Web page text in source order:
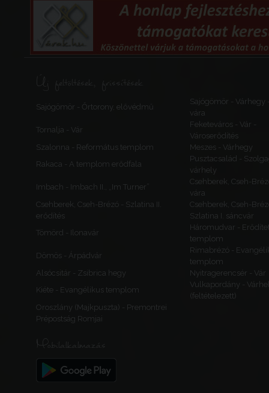
Új feltöltések, frissítések
Sajógömör - Őrtorony, elővédmű
Sajógömör - Várhegy
vára
Tornalja - Vár
Feketeváros - Vár -
Városerődítés
Szalonna - Református templom
Meszes - Várhegy
Rakaca - A templom erődfala
Pusztacsalád -
várhely
Imbach - Imbach II., „Im Turner”
Csehberek, Cseh-
vára
Csehberek, Cseh-Brézó - Szlatina II.
erődítés
Csehberek, Cseh-
Szlatina I. sáncvár
Tömörd - Ilonavár
Háromudvar -
templom
Dömös - Árpádvár
Rimabrézó -
templom
Alsócsitár - Zsibrica hegy
Nyitragerencsér - Vár
Kiéte - Evangélikus templom
Vulkapordány -
(feltételezett)
Oroszlány (Majkpuszta) - Premontrei
Prépostság Romjai
Mobilalkalmazás